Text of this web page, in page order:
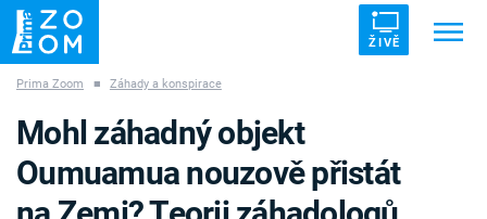
ŽIVĚ
ZÁHADY VETŘELCI DÁVNOVĚKU
Prima Zoom ■ Záhady a konspirace
Mohl záhadný objekt
Oumuamua nouzově přistát